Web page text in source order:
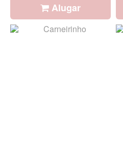
Alugar